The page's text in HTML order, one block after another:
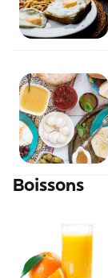
Boissons